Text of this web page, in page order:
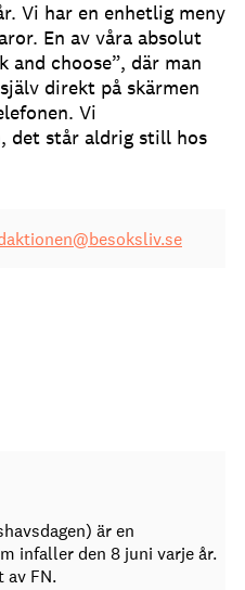
Vi har en enhetlig meny
En av våra absolut
and choose”, där man
direkt på skärmen
Vi
det står aldrig still hos
är en
infaller den 8 juni varje år.
av FN.